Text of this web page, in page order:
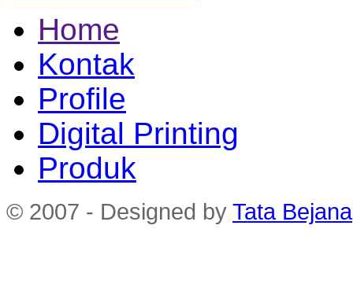
Home
Kontak
Profile
Digital Printing
Produk
© 2007 - Designed by Tata Bejana